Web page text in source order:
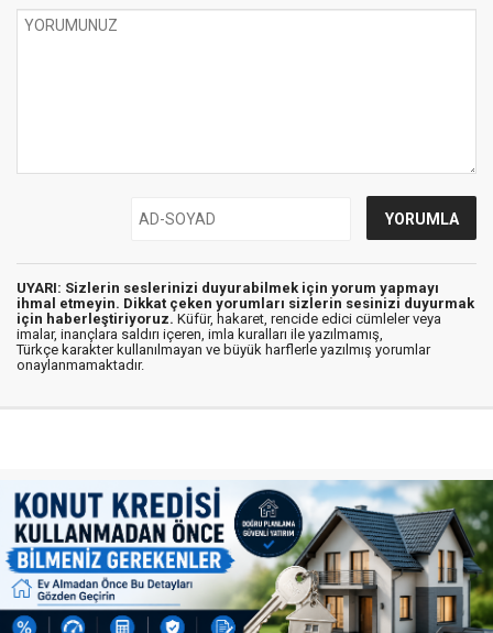
UYARI: Sizlerin seslerinizi duyurabilmek için yorum yapmayı
ihmal etmeyin. Dikkat çeken yorumları sizlerin sesinizi duyurmak
için haberleştiriyoruz. Küfür, hakaret, rencide edici cümleler veya
imalar, inançlara saldırı içeren, imla kuralları ile yazılmamış,
Türkçe karakter kullanılmayan ve büyük harflerle yazılmış yorumlar
onaylanmamaktadır.